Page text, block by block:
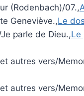
(Rodenbach)/07.,
Geneviève.,Le
parle de Dieu.,Le
autres vers/
autres vers/